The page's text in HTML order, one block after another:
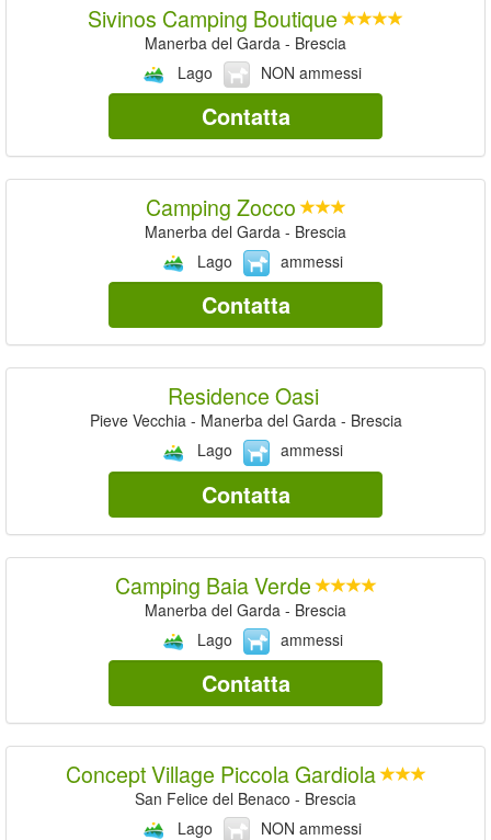
Sivinos Camping Boutique
Manerba del Garda - Brescia
Lago
NON ammessi
Contatta
Camping Zocco
Manerba del Garda - Brescia
Lago
ammessi
Contatta
Residence Oasi
Pieve Vecchia - Manerba del Garda - Brescia
Lago
ammessi
Contatta
Camping Baia Verde
Manerba del Garda - Brescia
Lago
ammessi
Contatta
Concept Village Piccola Gardiola
San Felice del Benaco - Brescia
Lago
NON ammessi